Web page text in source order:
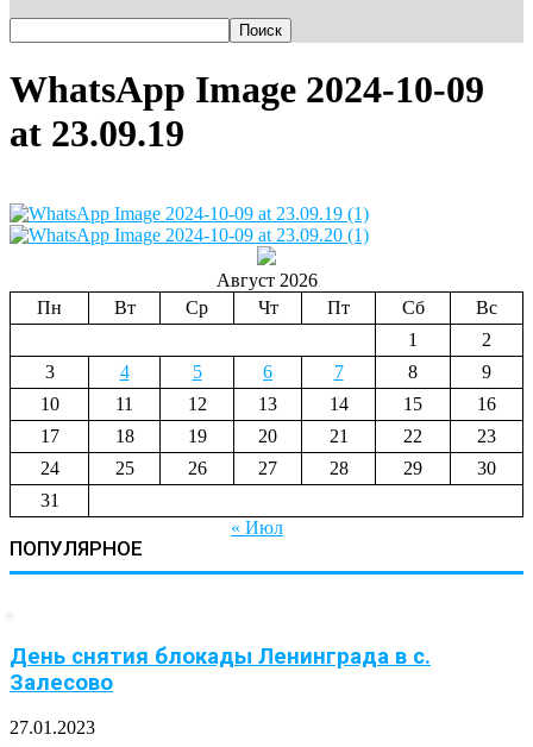
WhatsApp Image 2024-10-09
at 23.09.19
Август 2026
Пн
Вт Ср Чт Пт Сб
Вс
1
2
3
4 5 6 7 8
9
10
11 12 13 14 15
16
17
18 19 20 21 22
23
24
25 26 27 28 29
30
31
« Июл
ПОПУЛЯРНОЕ
День снятия блокады Ленинграда в с.
Залесово
27.01.2023